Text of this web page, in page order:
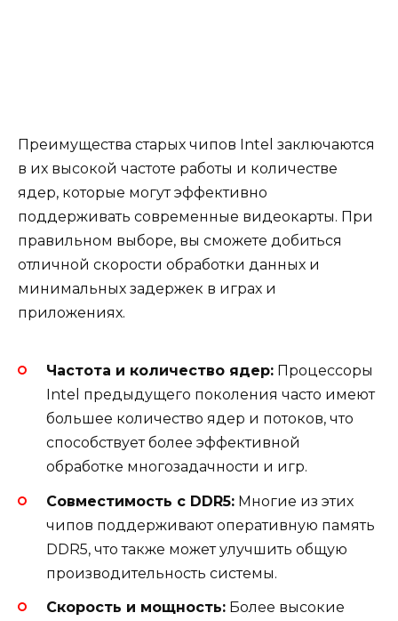
Преимущества старых чипов Intel заключаются
в их высокой частоте работы и количестве
ядер, которые могут эффективно
поддерживать современные видеокарты. При
правильном выборе, вы сможете добиться
отличной скорости обработки данных и
минимальных задержек в играх и
приложениях.
Частота и количество ядер: Процессоры
Intel предыдущего поколения часто имеют
большее количество ядер и потоков, что
способствует более эффективной
обработке многозадачности и игр.
Совместимость с DDR5: Многие из этих
чипов поддерживают оперативную память
DDR5, что также может улучшить общую
производительность системы.
Скорость и мощность: Более высокие